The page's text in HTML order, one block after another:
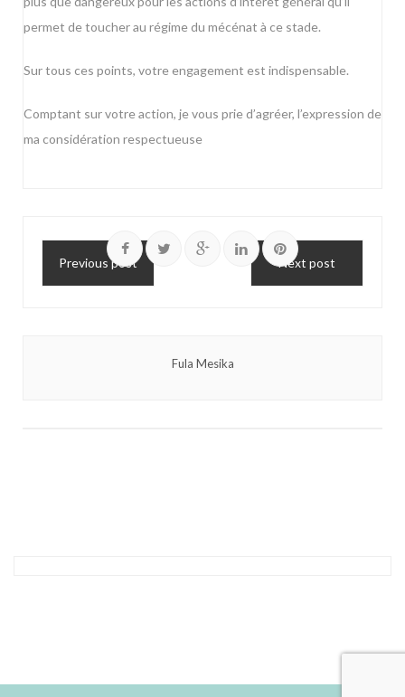
permet de toucher au régime du mécénat à ce stade.
Sur tous ces points, votre engagement est indispensable.
Comptant sur votre action, je vous prie d’agréer, l’expression de
ma considération respectueuse
Previous post Next post
Fula Mesika